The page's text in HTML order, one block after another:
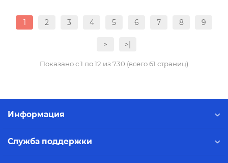
1 2 3 4 5 6 7 8 9
> >|
Показано с 1 по 12 из 730 (всего 61 страниц)
Информация
Служба поддержки